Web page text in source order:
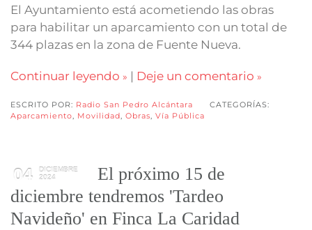
El Ayuntamiento está acometiendo las obras
para habilitar un aparcamiento con un total de
344 plazas en la zona de Fuente Nueva.
Continuar leyendo | Deje un comentario
ESCRITO POR: Radio San Pedro Alcántara
CATEGORÍAS:
Aparcamiento, Movilidad, Obras, Vía Pública
04
DICIEMBRE
2024
El próximo 15 de
diciembre tendremos 'Tardeo
Navideño' en Finca La Caridad